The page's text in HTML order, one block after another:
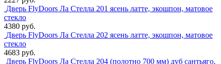
Дверь FlyDoors Ла Стелла 201 ясень латте, экошпон, матовое
стекло
4380 руб.
Дверь FlyDoors Ла Стелла 202 ясень латте, экошпон, матовое
стекло
4683 руб.
Дверь FlyDoors Ла Стелла 204 (полотно 700 мм) дуб сантьяго,